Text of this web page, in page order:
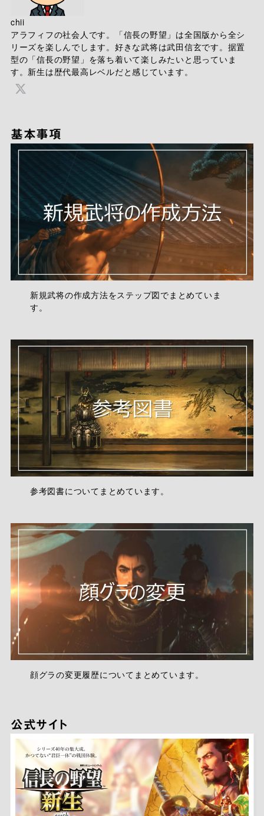
chii
アラフィフの社会人です。「信長の野望」は全国版から全シ
リーズを楽しんでします。好きな武将は武田信玄です。据置
型の「信長の野望」を落ち着いて楽しみたいと思っていま
す。新生は歴代最高レベルだと感じています。
基本事項
新規武将の作成方法をステップ図でまとめていま
す。
参考図書についてまとめています。
顔グラの変更履歴についてまとめています。
公式サイト